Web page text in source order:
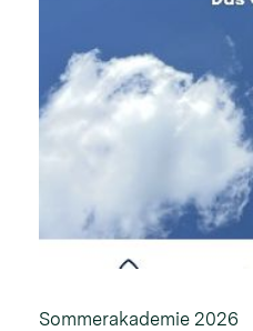
Sommerakademie 2026